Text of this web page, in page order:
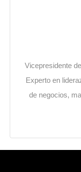
Vicepresidente
Experto en
de negocios,